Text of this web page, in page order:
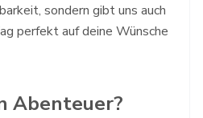
sondern gibt uns auch
perfekt auf deine Wünsche
Abenteuer?